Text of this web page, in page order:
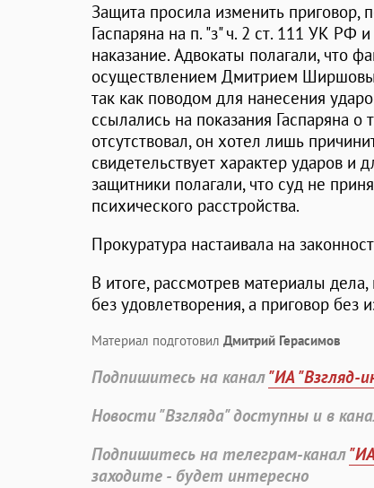
Защита просила изменить приговор,
Гаспаряна на п. "з" ч. 2 ст. 111 УК РФ
наказание. Адвокаты полагали, что
осуществлением Дмитрием
так как поводом для нанесения
ссылались на показания Гаспаряна
отсутствовал, он хотел лишь
свидетельствует характер ударов и
защитники полагали, что суд не
психического расстройства.
Прокуратура настаивала на
В итоге, рассмотрев материалы
без удовлетворения, а приговор без
Материал подготовил Дмитрий Герасимов
Подпишитесь на канал"ИА "Взгляд-
Новости "Взгляда" доступны и в
Подпишитесь на телеграм-канал
заходите - будет интересно